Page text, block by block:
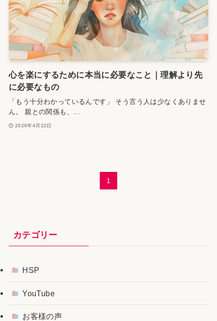
心を楽にするために本当に必要なこと｜理解より先
に必要なもの
「もう十分わかっているんです」 そう言う人は少なくありませ
ん。 親との関係も、...
2026年4月22日
1
カテゴリー
HSP
YouTube
お客様の声